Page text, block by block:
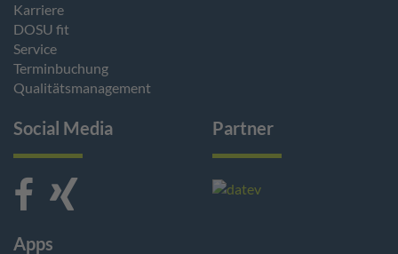
Karriere
DOSU fit
Service
Terminbuchung
Qualitätsmanagement
Social Media Partner
Apps